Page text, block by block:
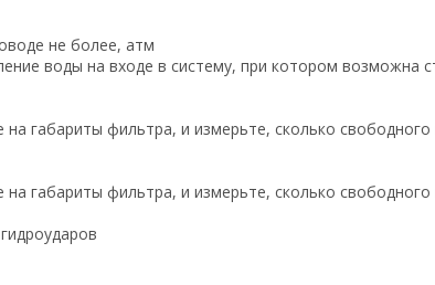
не более, атм
воды на входе в систему, при котором возможна
габариты фильтра, и измерьте, сколько
габариты фильтра, и измерьте, сколько